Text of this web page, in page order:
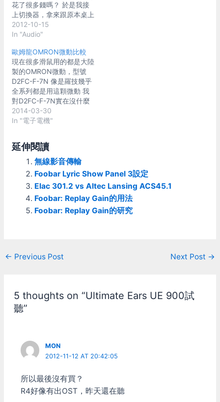
花了很多錢嗎？ 於是我接
上切換器，拿來跟原本桌上
的Altec Lansing ACS45.1
作A/B測試 所以這篇是 Elac
ACS45.1 34000元與3300
元喇叭的PK ACS45.1是個
挺厲害的傢伙，雖然當初
(十幾年前)才賣3300，可
是我前陣子去店裏聽了好一
些喇叭，覺得8000以下的
全都被ACS45.1打死了，包
括Altec自己，現在的Altec
得唯一會讓我想買的是
AEgo M，這喇叭還挺有趣
的，不過是題外話就先不提
啦。 ACS45.1是2.1聲道的
系統，衛星喇叭用的是單顆
3吋全音域單體，超低音則
是6.5吋。他低音的量有點
可怕，所以一般我大都只開
馬克杯那麼大吧。他中音單
把兩個半圓合起來就跟
ACS45.1的單體一樣大小，
當作是3.5吋的好了。他在
中低音振膜前方又有一顆高
不一樣的是他高音單體並不
是在軸心，而是在中央偏上
的地方。 Elac 301.2當然也
2012-10-15
In "Audio"
歐姆龍OMRON微動比較
現在很多滑鼠用的都是大陸
製的OMRON微動，型號
D2FC-F-7N 像是羅技幾乎
全系列都是用這顆微動 我
對D2FC-F-7N實在沒什麼
好感 用不了多久就開始連
點 以前羅技還用日製
多了 考慮要換日製OMRON
的話 先認識一下型號 比較
容易買到的是D2F系列 D2F
是OMRON的長效系列 型號
中： 帶有01字樣的，使用
金合金接點，耐用度10萬次
沒有01字樣的，使用銀合金
接點，耐用度3萬次 帶有F
的話，當然就是選帶01的型
以下就用大部份滑鼠原廠配
的D2FC-F-7N來作對比 *
多，都比較悶一點 不過裝
進滑鼠之後，聲音就沒多大
身影響聲音比較大 聲音大
小也都差不多，不會有那一
顆特別吵 * 力道 以D2FC-
2014-03-30
In "電子電機"
延伸閱讀
無線影音傳輸
Foobar Lyric Show Panel 3設定
Elac 301.2 vs Altec Lansing ACS45.1
Foobar: Replay Gain的用法
Foobar: Replay Gain的研究
Post
← Previous Post Next Post →
5 thoughts on “Ultimate Ears UE 900試
聽”
MON
2012-11-12 AT 20:42:05
所以最後沒有買？
R4好像有出OST，昨天還在聽